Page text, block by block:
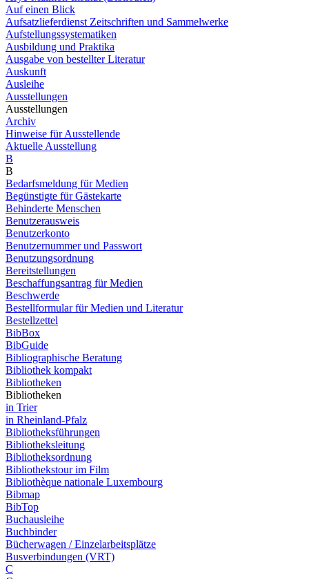
Auf einen Blick
Aufsatzlieferdienst Zeitschriften und Sammelwerke
Aufstellungssystematiken
Ausbildung und Praktika
Ausgabe von bestellter Literatur
Auskunft
Ausleihe
Ausstellungen
Ausstellungen
Archiv
Hinweise für Ausstellende
Aktuelle Ausstellung
B
B
Bedarfsmeldung für Medien
Begünstigte für Gästekarte
Behinderte Menschen
Benutzerausweis
Benutzerkonto
Benutzernummer und Passwort
Benutzungsordnung
Bereitstellungen
Beschaffungsantrag für Medien
Beschwerde
Bestellformular für Medien und Literatur
Bestellzettel
BibBox
BibGuide
Bibliographische Beratung
Bibliothek kompakt
Bibliotheken
Bibliotheken
in Trier
in Rheinland-Pfalz
Bibliotheksführungen
Bibliotheksleitung
Bibliotheksordnung
Bibliothekstour im Film
Bibliothèque nationale Luxembourg
Bibmap
BibTop
Buchausleihe
Buchbinder
Bücherwagen / Einzelarbeitsplätze
Busverbindungen (VRT)
C